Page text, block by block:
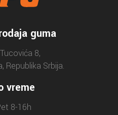
guma
8,
Republika Srbija.
vreme
8-16h